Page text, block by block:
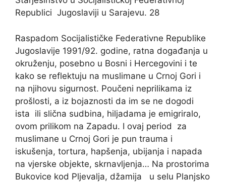
Republici Jugoslaviji u Sarajevu. 28
Raspadom Socijalističke Federativne Republike
Jugoslavije 1991/92. godine, ratna događanja u
okruženju, posebno u Bosni i Hercegovini i te
kako se reflektuju na muslimane u Crnoj Gori i
na njihovu sigurnost. Poučeni neprilikama iz
prošlosti, a iz bojaznosti da im se ne dogodi
ista ili slična sudbina, hiljadama je emigriralo,
ovom prilikom na Zapadu. I ovaj period za
muslimane u Crnoj Gori je pun trauma i
iskušenja, tortura, hapšenja, ubijanja i napada
na vjerske objekte, skrnavljenja… Na prostorima
Bukovice kod Pljevalja, džamija u selu Planjsko